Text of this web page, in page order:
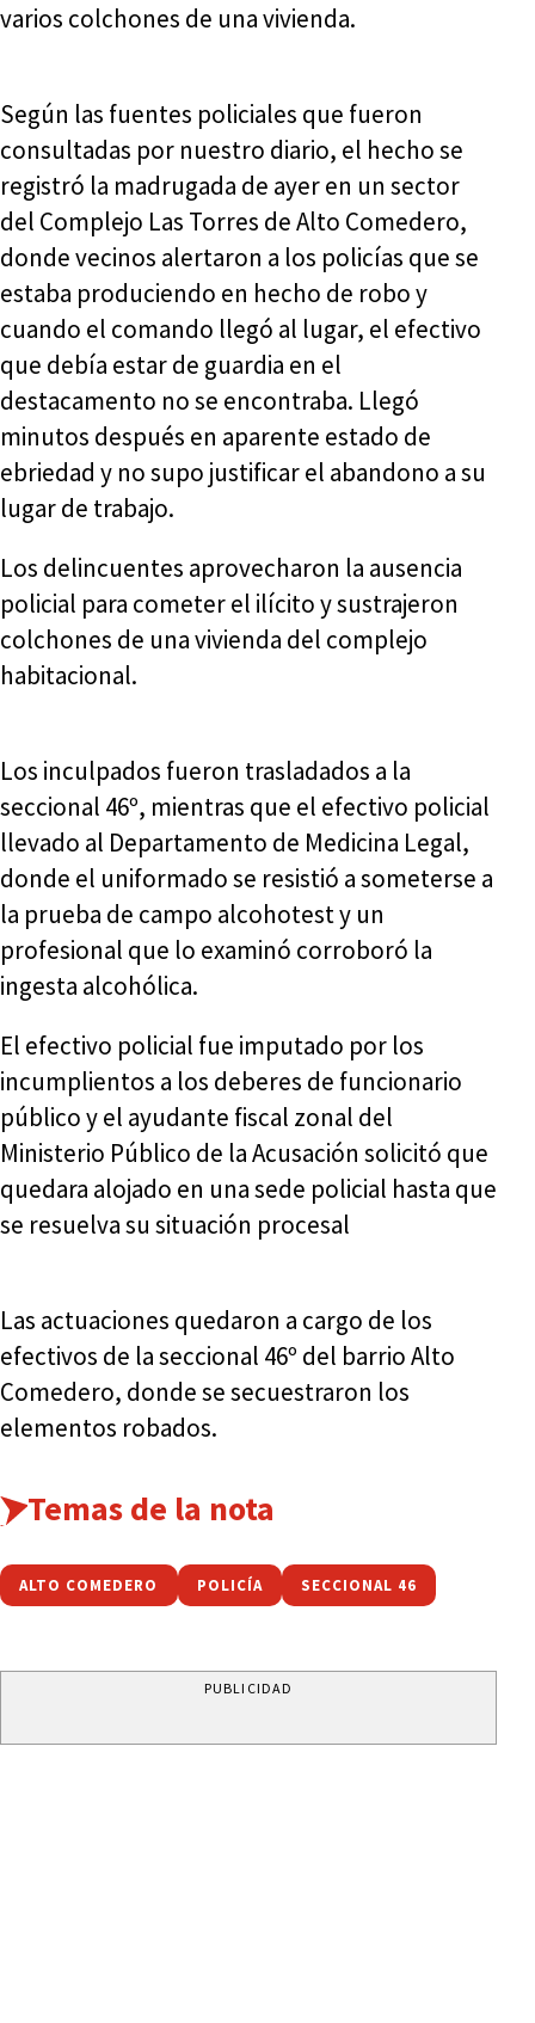
varios colchones de una vivienda.
Según las fuentes policiales que fueron
consultadas por nuestro diario, el hecho se
registró la madrugada de ayer en un sector
del Complejo Las Torres de Alto Comedero,
donde vecinos alertaron a los policías que se
estaba produciendo en hecho de robo y
cuando el comando llegó al lugar, el efectivo
que debía estar de guardia en el
destacamento no se encontraba. Llegó
minutos después en aparente estado de
ebriedad y no supo justificar el abandono a su
lugar de trabajo.
Los delincuentes aprovecharon la ausencia
policial para cometer el ilícito y sustrajeron
colchones de una vivienda del complejo
habitacional.
Los inculpados fueron trasladados a la
seccional 46º, mientras que el efectivo policial
llevado al Departamento de Medicina Legal,
donde el uniformado se resistió a someterse a
la prueba de campo alcohotest y un
profesional que lo examinó corroboró la
ingesta alcohólica.
El efectivo policial fue imputado por los
incumplientos a los deberes de funcionario
público y el ayudante fiscal zonal del
Ministerio Público de la Acusación solicitó que
quedara alojado en una sede policial hasta que
se resuelva su situación procesal
Las actuaciones quedaron a cargo de los
efectivos de la seccional 46º del barrio Alto
Comedero, donde se secuestraron los
elementos robados.
Temas de la nota
ALTO COMEDERO POLICÍA SECCIONAL 46
PUBLICIDAD